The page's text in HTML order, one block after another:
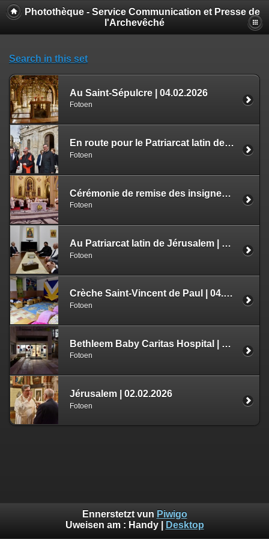
Photothèque - Service Communication et Presse de
l'Archevêché
Search in this set
Au Saint-Sépulcre | 04.02.2026
Fotoen
En route pour le Patriarcat latin de Jérusalem | 03.02.2026
Fotoen
Cérémonie de remise des insignes au chanoine Claude Bache | 03.02.2026
Fotoen
Au Patriarcat latin de Jérusalem | 03.02.2026
Fotoen
Crèche Saint-Vincent de Paul | 04.02.2026
Fotoen
Bethleem Baby Caritas Hospital | 04.02.2026
Fotoen
Jérusalem | 02.02.2026
Fotoen
Ennerstetzt vun Piwigo
Uweisen am : Handy| Desktop